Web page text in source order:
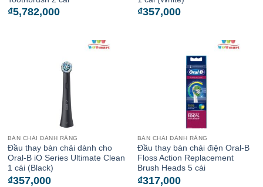
₫5,782,000 ₫357,000
BÀN CHẢI ĐÁNH RĂNG
Đầu thay bàn chải dành cho
Oral-B iO Series Ultimate Clean
1 cái (Black)
₫357,000
BÀN CHẢI ĐÁNH RĂNG
Đầu thay bàn chải điện Oral-B
Floss Action Replacement
Brush Heads 5 cái
₫317,000